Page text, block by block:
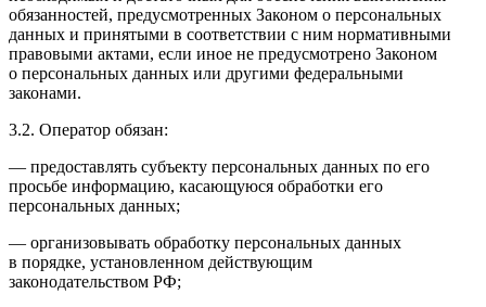
обязанностей, предусмотренных Законом о персональных
данных и принятыми в соответствии с ним нормативными
правовыми актами, если иное не предусмотрено Законом
о персональных данных или другими федеральными
законами.
3.2. Оператор обязан:
— предоставлять субъекту персональных данных по его
просьбе информацию, касающуюся обработки его
персональных данных;
— организовывать обработку персональных данных
в порядке, установленном действующим
законодательством РФ;